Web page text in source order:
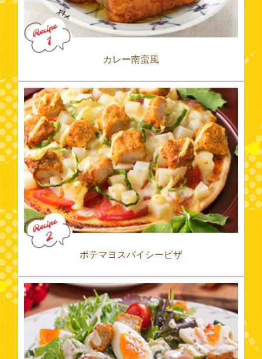
カレー南蛮風
ポテマヨスパイシーピザ